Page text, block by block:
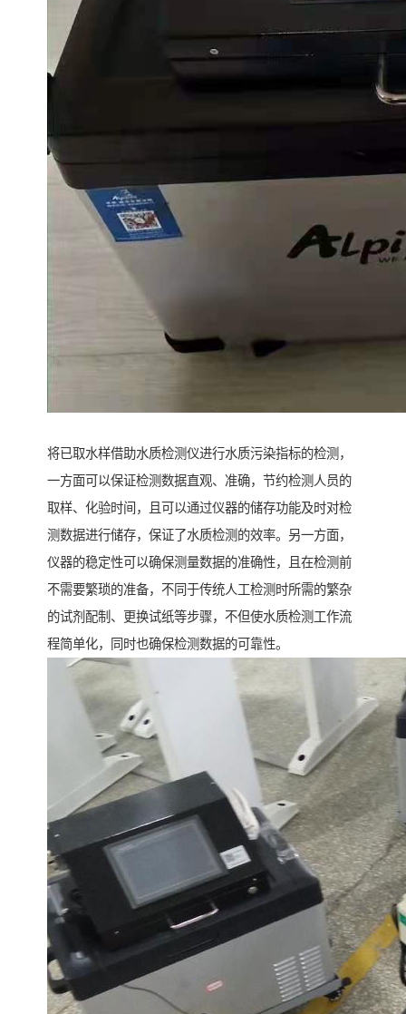
将已取水样借助水质检测仪进行水质污染指标的检测，
一方面可以保证检测数据直观、准确，节约检测人员的
取样、化验时间，且可以通过仪器的储存功能及时对检
测数据进行储存，保证了水质检测的效率。另一方面，
仪器的稳定性可以确保测量数据的准确性，且在检测前
不需要繁琐的准备，不同于传统人工检测时所需的繁杂
的试剂配制、更换试纸等步骤，不但使水质检测工作流
程简单化，同时也确保检测数据的可靠性。